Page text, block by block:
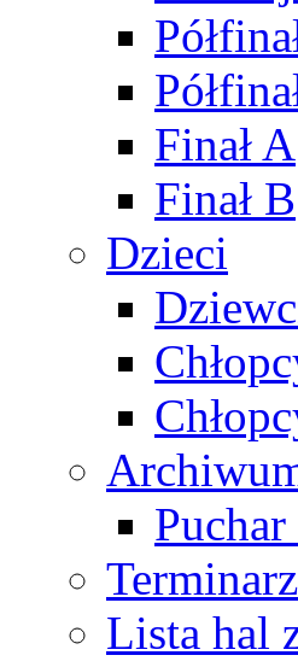
Finał A
Finał B
Dzieci
Lista hal